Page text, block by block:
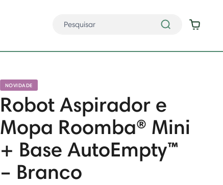
NOVIDADE
Robot Aspirador e
Mopa Roomba® Mini
+ Base AutoEmpty™
– Branco